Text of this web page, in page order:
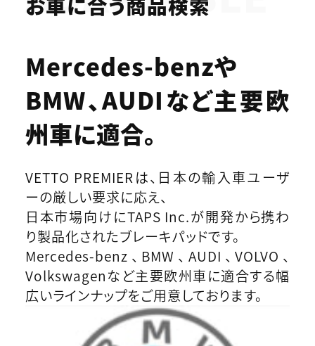
Mercedes-benzや
BMW、AUDIなど主要欧
州車に適合。
VETTO PREMIERは、日本の輸入車ユーザ
ーの厳しい要求に応え、
日本市場向けにTAPS Inc.が開発から携わ
り製品化されたブレーキパッドです。
Mercedes-benz、BMW、AUDI、VOLVO、
Volkswagenなど主要欧州車に適合する幅
広いラインナップをご用意しております。